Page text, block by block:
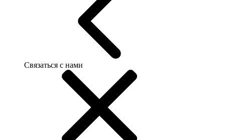
Связаться с нами